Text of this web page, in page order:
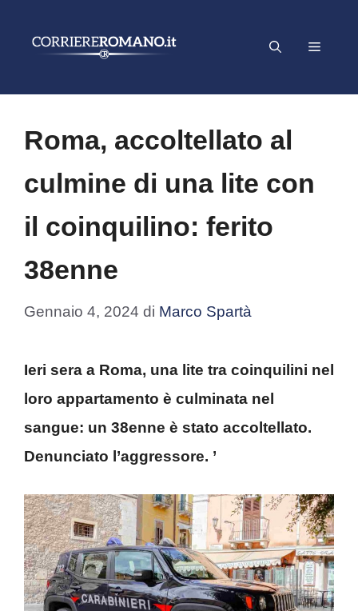
Menu
Roma, accoltellato al
culmine di una lite con
il coinquilino: ferito
38enne
Gennaio 4, 2024 di Marco Spartà
Ieri sera a Roma, una lite tra coinquilini nel
loro appartamento è culminata nel
sangue: un 38enne è stato accoltellato.
Denunciato l’aggressore. ’